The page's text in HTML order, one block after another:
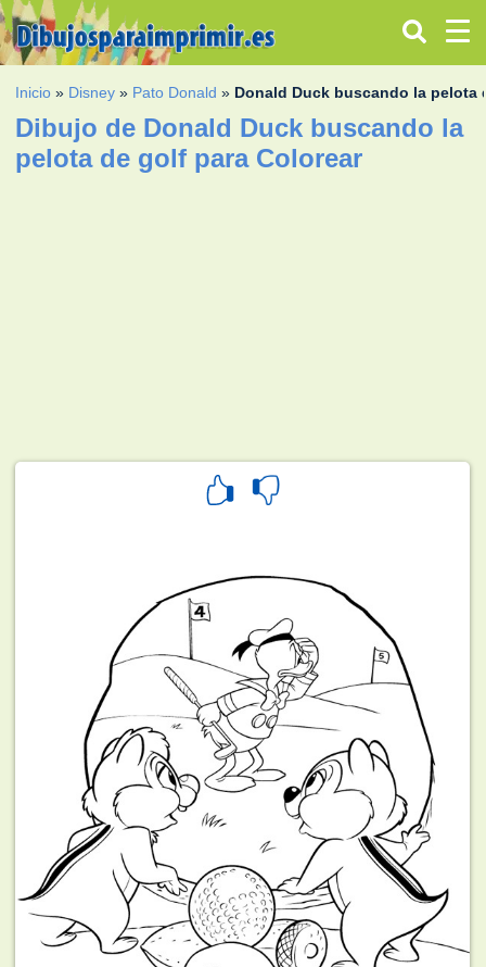
Inicio » Disney » Pato Donald » Donald Duck buscando la pelota
Dibujo de Donald Duck buscando la
pelota de golf para Colorear